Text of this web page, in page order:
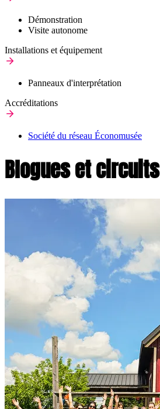
Démonstration
Visite autonome
Installations et équipement
Panneaux d'interprétation
Accréditations
Société du réseau Économusée
Blogues et circuits